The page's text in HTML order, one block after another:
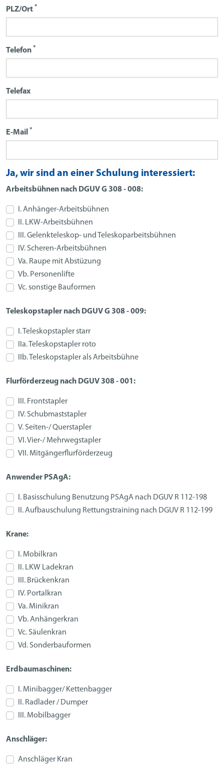
PLZ/Ort *
Telefon *
Telefax
E-Mail *
Ja, wir sind an einer Schulung interessiert:
Arbeitsbühnen nach DGUV G 308 - 008:
I. Anhänger-Arbeitsbühnen
II. LKW-Arbeitsbühnen
III. Gelenkteleskop- und Teleskoparbeitsbühnen
IV. Scheren-Arbeitsbühnen
Va. Raupe mit Abstüzung
Vb. Personenlifte
Vc. sonstige Bauformen
Teleskopstapler nach DGUV G 308 - 009:
I. Teleskopstapler starr
IIa. Teleskopstapler roto
IIb. Teleskopstapler als Arbeitsbühne
Flurförderzeug nach DGUV 308 - 001:
III. Frontstapler
IV. Schubmaststapler
V. Seiten-/ Querstapler
VI. Vier-/ Mehrwegstapler
VII. Mitgängerflurförderzeug
Anwender PSAgA:
I. Basisschulung Benutzung PSAgA nach DGUV R 112-198
II. Aufbauschulung Rettungstraining nach DGUV R 112-199
Krane:
I. Mobilkran
II. LKW Ladekran
III. Brückenkran
IV. Portalkran
Va. Minikran
Vb. Anhängerkran
Vc. Säulenkran
Vd. Sonderbauformen
Erdbaumaschinen:
I. Minibagger/ Kettenbagger
II. Radlader / Dumper
III. Mobilbagger
Anschläger:
Anschläger Kran